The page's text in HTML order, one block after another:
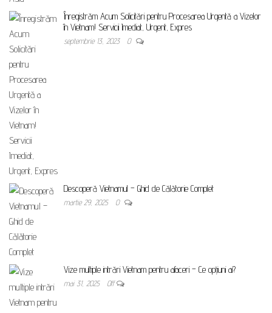
Înregistrăm Acum Solicitări pentru Procesarea Urgentă a Vizelor
în Vietnam! Servicii Imediat, Urgent, Expres
septembrie 13, 2023 0
Descoperă Vietnamul – Ghid de Călătorie Complet
martie 29, 2025 0
Vize multiple intrări Vietnam pentru afaceri – Ce opțiuni ai?
mai 31, 2025 Off